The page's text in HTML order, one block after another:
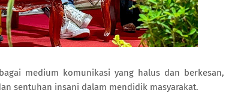
medium komunikasi yang halus dan berkesan,
sentuhan insani dalam mendidik masyarakat.